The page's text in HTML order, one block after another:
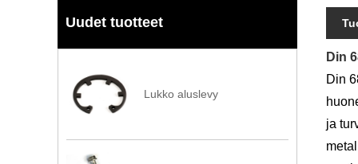
Uudet tuotteet
Lukko aluslevy
Din
Din
ja